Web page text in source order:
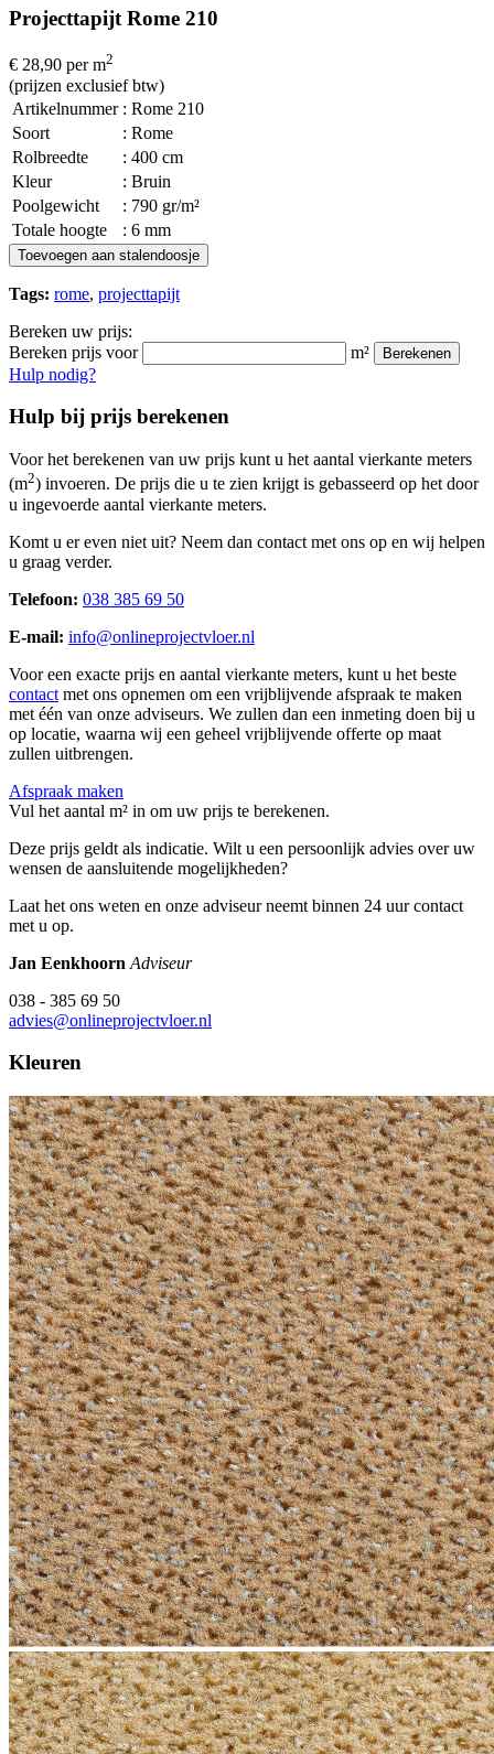
Projecttapijt Rome 210
€ 28,90 per m2
(prijzen exclusief btw)
Artikelnummer : Rome 210
Soort
: Rome
Rolbreedte
: 400 cm
Kleur
: Bruin
Poolgewicht
: 790 gr/m²
Totale hoogte
: 6 mm
Toevoegen aan stalendoosje
Tags: rome, projecttapijt
Bereken uw prijs:
Bereken prijs voor
m² Berekenen
Hulp nodig?
Hulp bij prijs berekenen
Voor het berekenen van uw prijs kunt u het aantal vierkante meters
(m2) invoeren. De prijs die u te zien krijgt is gebasseerd op het door
u ingevoerde aantal vierkante meters.
Komt u er even niet uit? Neem dan contact met ons op en wij helpen
u graag verder.
Telefoon: 038 385 69 50
E-mail: info@onlineprojectvloer.nl
Voor een exacte prijs en aantal vierkante meters, kunt u het beste
contact met ons opnemen om een vrijblijvende afspraak te maken
met één van onze adviseurs. We zullen dan een inmeting doen bij u
op locatie, waarna wij een geheel vrijblijvende offerte op maat
zullen uitbrengen.
Afspraak maken
Vul het aantal m² in om uw prijs te berekenen.
Deze prijs geldt als indicatie. Wilt u een persoonlijk advies over uw
wensen de aansluitende mogelijkheden?
Laat het ons weten en onze adviseur neemt binnen 24 uur contact
met u op.
Jan Eenkhoorn Adviseur
038 - 385 69 50
advies@onlineprojectvloer.nl
Kleuren